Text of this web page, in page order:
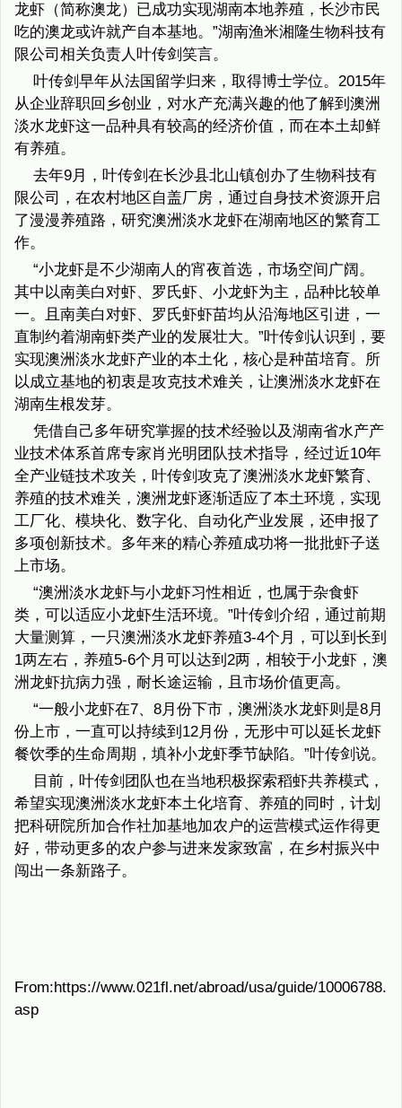
龙虾（简称澳龙）已成功实现湖南本地养殖，长沙市民
吃的澳龙或许就产自本基地。”湖南渔米湘隆生物科技有
限公司相关负责人叶传剑笑言。
叶传剑早年从法国留学归来，取得博士学位。2015年
从企业辞职回乡创业，对水产充满兴趣的他了解到澳洲
淡水龙虾这一品种具有较高的经济价值，而在本土却鲜
有养殖。
去年9月，叶传剑在长沙县北山镇创办了生物科技有
限公司，在农村地区自盖厂房，通过自身技术资源开启
了漫漫养殖路，研究澳洲淡水龙虾在湖南地区的繁育工
作。
“小龙虾是不少湖南人的宵夜首选，市场空间广阔。
其中以南美白对虾、罗氏虾、小龙虾为主，品种比较单
一。且南美白对虾、罗氏虾虾苗均从沿海地区引进，一
直制约着湖南虾类产业的发展壮大。”叶传剑认识到，要
实现澳洲淡水龙虾产业的本土化，核心是种苗培育。所
以成立基地的初衷是攻克技术难关，让澳洲淡水龙虾在
湖南生根发芽。
凭借自己多年研究掌握的技术经验以及湖南省水产产
业技术体系首席专家肖光明团队技术指导，经过近10年
全产业链技术攻关，叶传剑攻克了澳洲淡水龙虾繁育、
养殖的技术难关，澳洲龙虾逐渐适应了本土环境，实现
工厂化、模块化、数字化、自动化产业发展，还申报了
多项创新技术。多年来的精心养殖成功将一批批虾子送
上市场。
“澳洲淡水龙虾与小龙虾习性相近，也属于杂食虾
类，可以适应小龙虾生活环境。”叶传剑介绍，通过前期
大量测算，一只澳洲淡水龙虾养殖3-4个月，可以到长到
1两左右，养殖5-6个月可以达到2两，相较于小龙虾，澳
洲龙虾抗病力强，耐长途运输，且市场价值更高。
“一般小龙虾在7、8月份下市，澳洲淡水龙虾则是8月
份上市，一直可以持续到12月份，无形中可以延长龙虾
餐饮季的生命周期，填补小龙虾季节缺陷。”叶传剑说。
目前，叶传剑团队也在当地积极探索稻虾共养模式，
希望实现澳洲淡水龙虾本土化培育、养殖的同时，计划
把科研院所加合作社加基地加农户的运营模式运作得更
好，带动更多的农户参与进来发家致富，在乡村振兴中
闯出一条新路子。
From:https://www.021fl.net/abroad/usa/guide/10006788.
asp